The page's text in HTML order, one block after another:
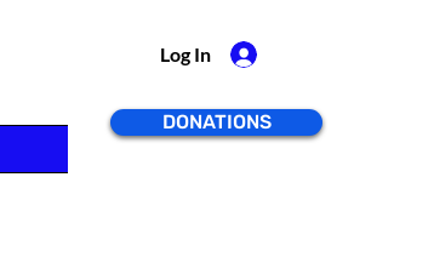
Log In
DONATIONS